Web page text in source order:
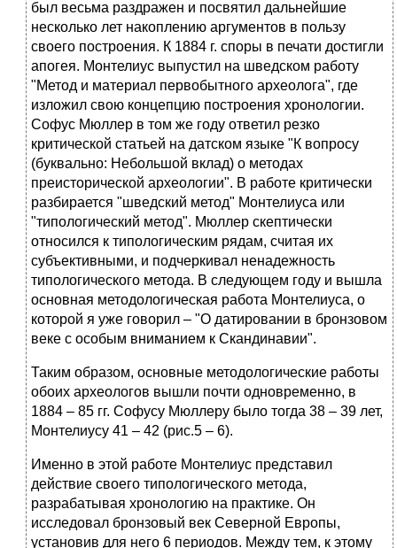
был весьма раздражен и посвятил дальнейшие
несколько лет накоплению аргументов в пользу
своего построения. К 1884 г. споры в печати достигли
апогея. Монтелиус выпустил на шведском работу
"Метод и материал первобытного археолога", где
изложил свою концепцию построения хронологии.
Софус Мюллер в том же году ответил резко
критической статьей на датском языке "К вопросу
(буквально: Небольшой вклад) о методах
преисторической археологии". В работе критически
разбирается "шведский метод" Монтелиуса или
"типологический метод". Мюллер скептически
относился к типологическим рядам, считая их
субъективными, и подчеркивал ненадежность
типологического метода. В следующем году и вышла
основная методологическая работа Монтелиуса, о
которой я уже говорил – "О датировании в бронзовом
веке с особым вниманием к Скандинавии".
Таким образом, основные методологические работы
обоих археологов вышли почти одновременно, в
1884 – 85 гг. Софусу Мюллеру было тогда 38 – 39 лет,
Монтелиусу 41 – 42 (рис.5 – 6).
Именно в этой работе Монтелиус представил
действие своего типологического метода,
разрабатывая хронологию на практике. Он
исследовал бронзовый век Северной Европы,
установив для него 6 периодов. Между тем, к этому